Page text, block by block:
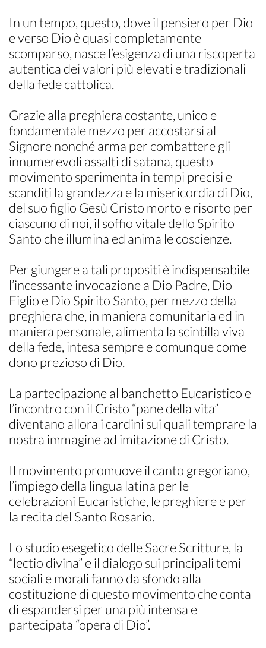
In un tempo, questo, dove il pensiero per Dio
e verso Dio è quasi completamente
scomparso, nasce l’esigenza di una riscoperta
autentica dei valori più elevati e tradizionali
della fede cattolica.
Grazie alla preghiera costante, unico e
fondamentale mezzo per accostarsi al
Signore nonché arma per combattere gli
innumerevoli assalti di satana, questo
movimento sperimenta in tempi precisi e
scanditi la grandezza e la misericordia di Dio,
del suo figlio Gesù Cristo morto e risorto per
ciascuno di noi, il soffio vitale dello Spirito
Santo che illumina ed anima le coscienze.
Per giungere a tali propositi è indispensabile
l’incessante invocazione a Dio Padre, Dio
Figlio e Dio Spirito Santo, per mezzo della
preghiera che, in maniera comunitaria ed in
maniera personale, alimenta la scintilla viva
della fede, intesa sempre e comunque come
dono prezioso di Dio.
La partecipazione al banchetto Eucaristico e
l’incontro con il Cristo “pane della vita”
diventano allora i cardini sui quali temprare la
nostra immagine ad imitazione di Cristo.
Il movimento promuove il canto gregoriano,
l’impiego della lingua latina per le
celebrazioni Eucaristiche, le preghiere e per
la recita del Santo Rosario.
Lo studio esegetico delle Sacre Scritture, la
“lectio divina” e il dialogo sui principali temi
sociali e morali fanno da sfondo alla
costituzione di questo movimento che conta
di espandersi per una più intensa e
partecipata “opera di Dio”.